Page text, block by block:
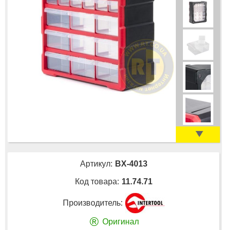
Артикул: BX-4013
Код товара: 11.74.71
Производитель:
® Оригинал